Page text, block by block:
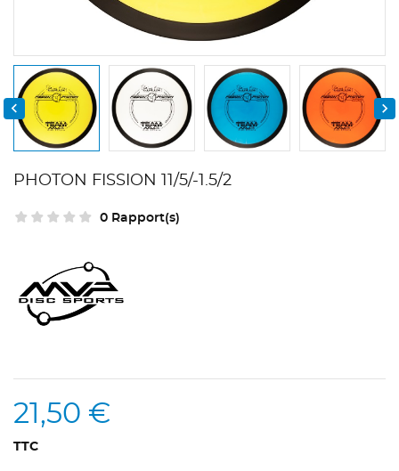
 
PHOTON FISSION 11/5/-1.5/2
0 Rapport(s)
21,50 €
TTC